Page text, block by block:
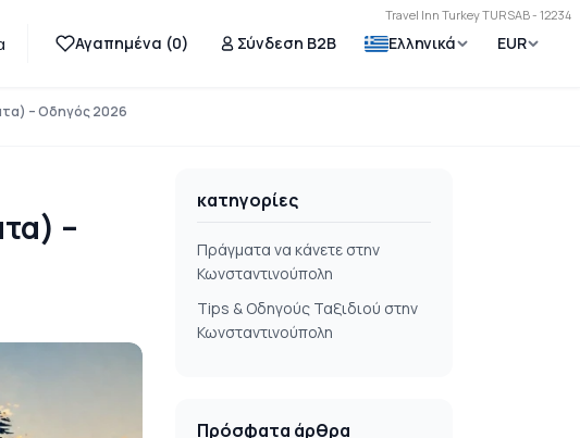
Travel Inn Turkey TURSAB - 12234
Αγαπημένα (0) Σύνδεση B2B Ελληνικά EUR
– Οδηγός 2026
–
κατηγορίες
Πράγματα να κάνετε στην
Κωνσταντινούπολη
Τips & Οδηγούς Ταξιδιού στην
Κωνσταντινούπολη
Πρόσφατα άρθρα